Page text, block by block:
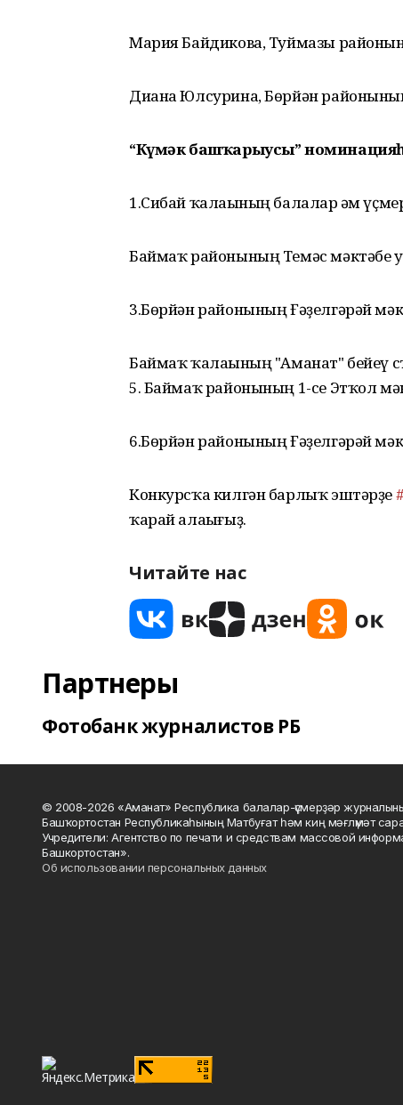
Мария Байдикова, Туймазы
Диана Юлсурина, Бөрйән
“Күмәк башҡарыусы”
1.Сибай ҡалаһының балалар һәм
Баймаҡ районының Темәс мәктәбе
3.Бөрйән районының Ғәҙелгәрәй
Баймаҡ ҡалаһының "Аманат" бейеү
5. Баймаҡ районының 1-се Этҡол
6.Бөрйән районының Ғәҙелгәрәй
Конкурсҡа килгән барлыҡ эштәрҙе
ҡарай алаһығыҙ.
Читайте нас
Партнеры
Фотобанк журналистов РБ
© 2008-2026 «Аманат» Республика балалар-үҫмерҙәр
Башҡортостан Республикаһының Матбуғат һәм киң мәғлүмәт
Учредители: Агентство по печати и средствам массовой
Башкортостан».
Об использовании персональных данных